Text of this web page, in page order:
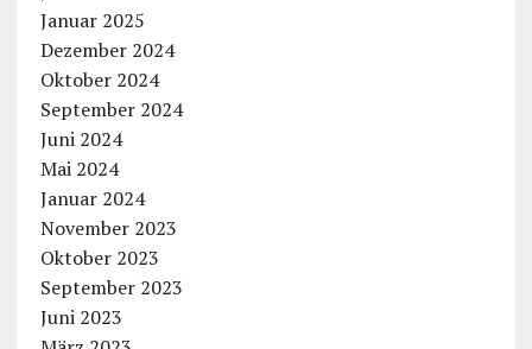
Januar 2025
Dezember 2024
Oktober 2024
September 2024
Juni 2024
Mai 2024
Januar 2024
November 2023
Oktober 2023
September 2023
Juni 2023